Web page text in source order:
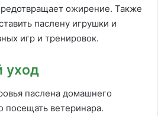
ожирение. Также
паслену игрушки и
игр и тренировок.
уход
паслена домашнего
посещать ветеринара.